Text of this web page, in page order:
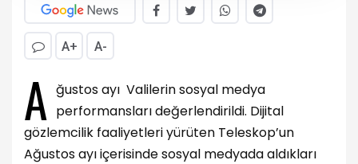
A+ A-
A ğustos ayı Valilerin sosyal medya
performansları değerlendirildi. Dijital
gözlemcilik faaliyetleri yürüten Teleskop’un
Ağustos ayı içerisinde sosyal medyada aldıkları